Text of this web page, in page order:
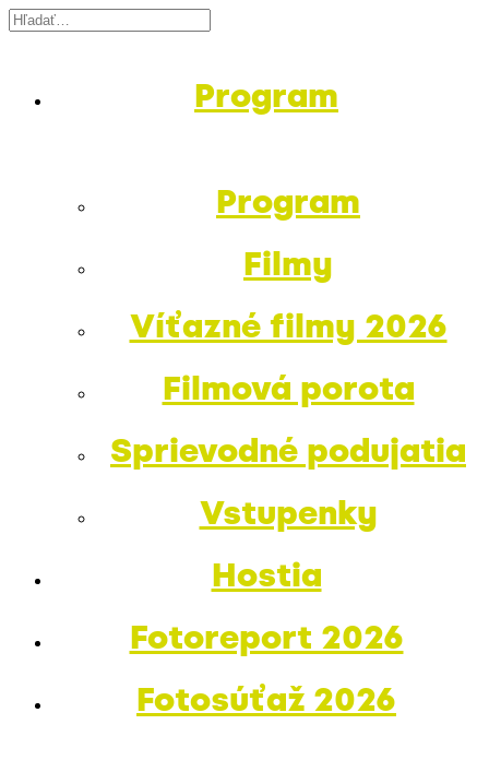
Program
Program
Filmy
Víťazné filmy 2026
Filmová porota
Sprievodné podujatia
Vstupenky
Hostia
Fotoreport 2026
Fotosúťaž 2026